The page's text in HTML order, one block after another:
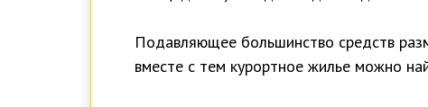
Подавляющее большинство средств
вместе с тем курортное жилье можно